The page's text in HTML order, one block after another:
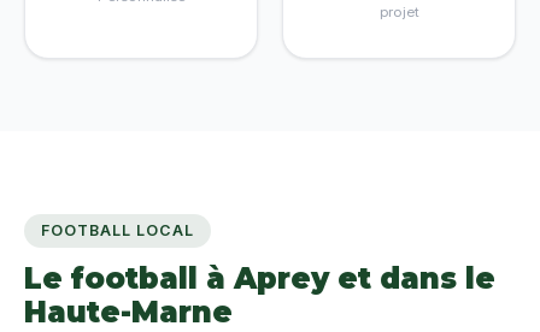
projet
FOOTBALL LOCAL
Le football à Aprey et dans le
Haute-Marne